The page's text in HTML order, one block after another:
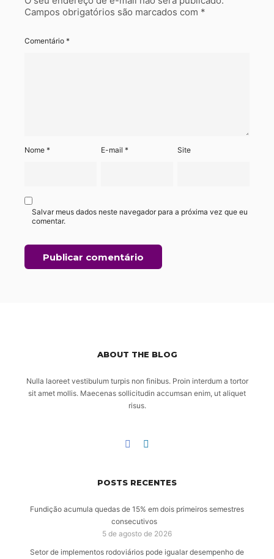
Campos obrigatórios são marcados com *
Comentário *
Nome * E-mail* Site
Salvar meus dados neste navegador para a próxima vez que eu
comentar.
ABOUT THE BLOG
Nulla laoreet vestibulum turpis non finibus. Proin interdum a tortor
sit amet mollis. Maecenas sollicitudin accumsan enim, ut aliquet
risus.
POSTS RECENTES
Fundição acumula quedas de 15% em dois primeiros semestres
consecutivos
5 de agosto de 2026
Setor de implementos rodoviários pode igualar desempenho de